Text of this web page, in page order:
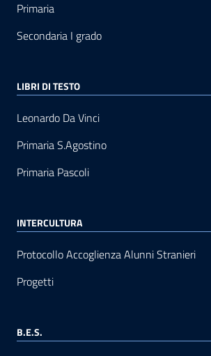
Primaria
Secondaria I grado
LIBRI DI TESTO
Leonardo Da Vinci
Primaria S.Agostino
Primaria Pascoli
INTERCULTURA
Protocollo Accoglienza Alunni Stranieri
Progetti
B.E.S.